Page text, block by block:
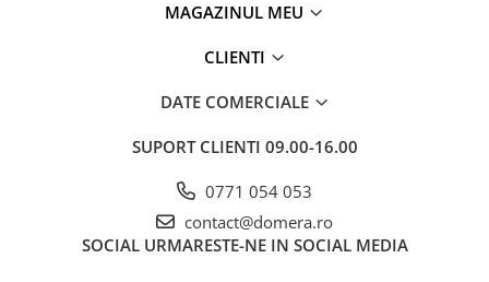
MAGAZINUL MEU
CLIENTI
DATE COMERCIALE
SUPORT CLIENTI 09.00-16.00
0771 054 053
contact@domera.ro
SOCIAL URMARESTE-NE IN SOCIAL MEDIA